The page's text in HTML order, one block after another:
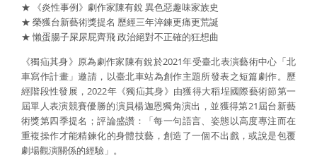
★ 《炎性事例》劇作家陳有銳 異色惡趣味家族史
★ 榮獲台新藝術獎提名 歷經三年淬鍊更痛更荒誕
★ 懶蛋腸子屎尿屁齊飛 政治絕對不正確的狂想曲
《獨疝其身》原為劇作家陳有銳於2021年受臺北表演藝術中心「北
車寫作計畫」邀請，以臺北車站為創作主題所發表之短篇劇作。歷
經階段性發展，2022年《獨疝其身》由獲得大稻埕國際藝術節第一
屆單人表演競賽優勝的演員楊迦恩獨角演出，並獲得第21屆台新藝
術獎第四季提名；評論盛讚：「每一句語言、姿態以高度專注而在
重複操作才能精鍊化的身體技藝，創造了一個不出戲，或說是包覆
劇場觀演關係的經驗」。